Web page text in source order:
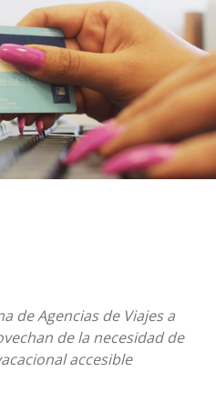
de Agencias de Viajes a
de la necesidad de
accesible